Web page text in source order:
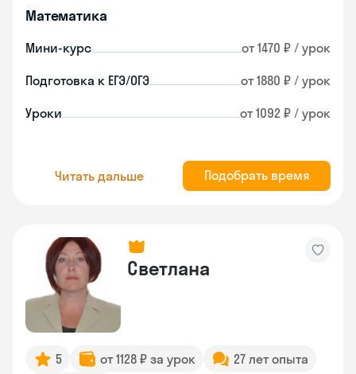
Математика
Мини-курс от 1470 ₽ / урок
Подготовка к ЕГЭ/ОГЭ от 1880 ₽ / урок
Уроки от 1092 ₽ / урок
Читать дальше Подобрать время
Светлана
5 от 1128 ₽ за урок
27 лет опыта